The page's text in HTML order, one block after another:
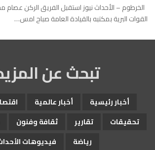
الخرطوم – الأحداث نيوز استقبل الفريق الركن
القوات البرية بمكتبه بالقيادة العامة صباح امس…
تبحث عن
أخبار رئيسية أخبار عالمية
تحقيقات
تقارير ثقافة وفنون
رياضة
فيديوهات